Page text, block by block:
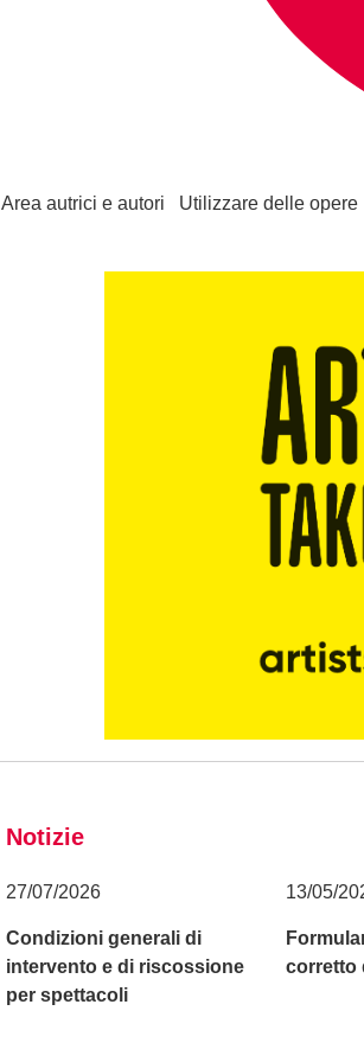
Area autrici e autori Utilizzare delle opere
Notizie
27/07/2026
Condizioni generali di
intervento e di riscossione
per spettacoli
13/05/
corretto